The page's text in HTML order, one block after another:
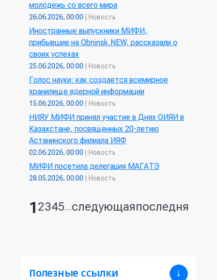
молодежь со всего мира
26.06.2026, 00:00 Новость
Иностранные выпускники МИФИ,
прибывшие на Obninsk.NEW, рассказали о
своих успехах
25.06.2026, 00:00 Новость
Голос науки: как создается всемирное
хранилище ядерной информации
15.06.2026, 00:00 Новость
НИЯУ МИФИ принял участие в Днях ОИЯИ в
Казахстане, посвященных 20-летию
Астанинского филиала ИЯФ
02.06.2026, 00:00 Новость
МИФИ посетила делегация МАГАТЭ
28.05.2026, 00:00 Новость
Страницы
1 2345…следующаяпоследняя
Полезные ссылки